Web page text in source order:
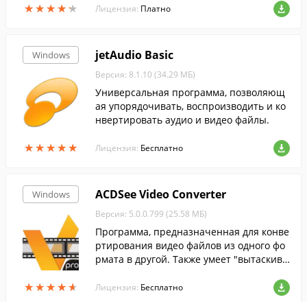
★★★★★
★★★★★
интерфейс.
Лицензия: Платно
Windows
★★★★★
★★★★★
jetAudio Basic
Версия: 8.1.10 (34.29 МБ)
Универсальная программа, позволяющ
ая упорядочивать, воспроизводить и ко
нвертировать аудио и видео файлы.
Лицензия: Бесплатно
Windows
★★★★★
★★★★★
ACDSee Video Converter
Версия: 5.0.0.799 (25.58 МБ)
Программа, предназначенная для конве
ртирования видео файлов из одного фо
рмата в другой. Также умеет "вытаскива
Лицензия: Бесплатно